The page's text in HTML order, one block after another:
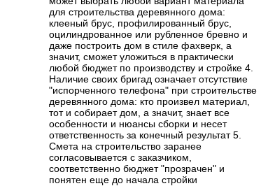
для строительства деревянного дома:
клееный брус, профилированный брус,
оцилиндрованное или рубленное бревно и
даже построить дом в стиле фахверк, а
значит, сможет уложиться в практически
любой бюджет по производству и стройке 4.
Наличие своих бригад означает отсутствие
"испорченного телефона" при строительстве
деревянного дома: кто произвел материал,
тот и собирает дом, а значит, знает все
особенности и нюансы сборки и несет
ответственность за конечный результат 5.
Смета на строительство заранее
согласовывается с заказчиком,
соответственно бюджет "прозрачен" и
понятен еще до начала стройки